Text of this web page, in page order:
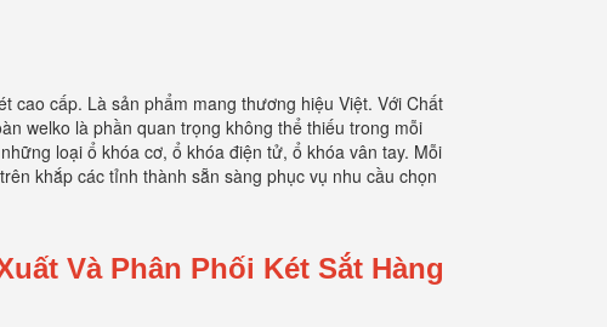
cao cấp. Là sản phẩm mang thương hiệu Việt. Với Chất
welko là phần quan trọng không thể thiếu trong mỗi
loại ổ khóa cơ, ổ khóa điện tử, ổ khóa vân tay. Mỗi
khắp các tỉnh thành sẵn sàng phục vụ nhu cầu chọn
Và Phân Phối Két Sắt Hàng